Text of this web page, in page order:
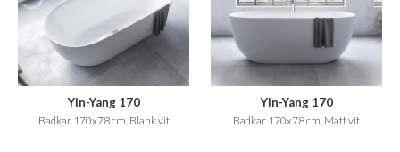
Yin-Yang 170
Badkar 170x78 cm, Blank vit
Yin-Yang 170
Badkar 170x78 cm, Matt vit